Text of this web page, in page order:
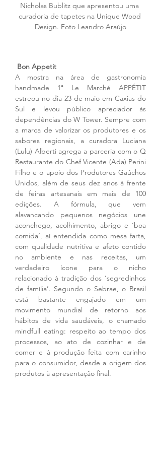
Nicholas Bublitz que apresentou uma
curadoria de tapetes na Unique Wood
Design. Foto Leandro Araújo
Bon Appetit
A mostra na área de gastronomia
handmade 1ª Le Marché APPÉTIT
estreou no dia 23 de maio em Caxias do
Sul e levou público apreciador às
dependências do W Tower. Sempre com
a marca de valorizar os produtores e os
sabores regionais, a curadora Luciana
(Lulu) Alberti agrega a parceria com o Q
Restaurante do Chef Vicente (Ada) Perini
Filho e o apoio dos Produtores Gaúchos
Unidos, além de seus dez anos à frente
de feiras artesanais em mais de 100
edições. A fórmula, que vem
alavancando pequenos negócios une
aconchego, acolhimento, abrigo e ‘boa
comida’, aí entendida como mesa farta,
com qualidade nutritiva e afeto contido
no ambiente e nas receitas, um
verdadeiro ícone para o nicho
relacionado à tradição dos ‘segredinhos
de família’. Segundo o Sebrae, o Brasil
está bastante engajado em um
movimento mundial de retorno aos
hábitos de vida saudáveis, o chamado
mindfull eating: respeito ao tempo dos
processos, ao ato de cozinhar e de
comer e à produção feita com carinho
para o consumidor, desde a origem dos
produtos à apresentação final.